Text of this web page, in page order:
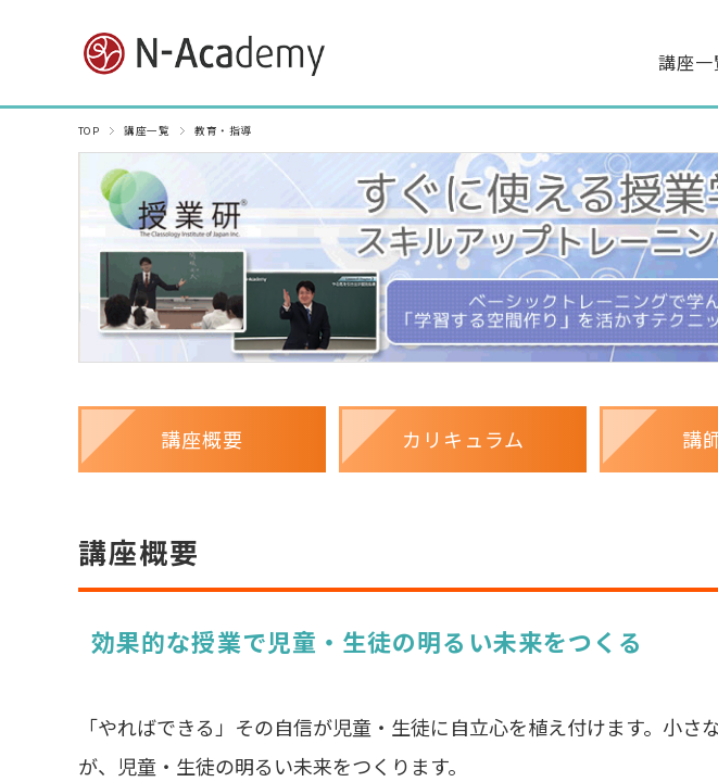
講座一
TOP 講座一覧 教育・指導
講座概要 カリキュラム 講
講座概要
効果的な授業で児童・生徒の明るい未来をつくる
「やればできる」その自信が児童・生徒に自立心を植え付けます。小さ
が、児童・生徒の明るい未来をつくります。